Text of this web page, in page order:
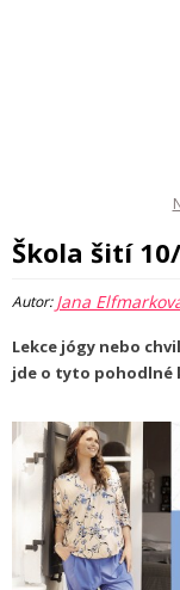
Škola šití
Autor:Jana
Lekce jógy nebo
jde o tyto pohodlné